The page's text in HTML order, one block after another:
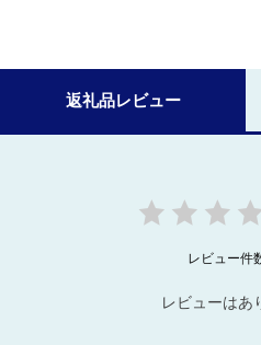
返礼品レビュー
レビュー件
レビューはあ